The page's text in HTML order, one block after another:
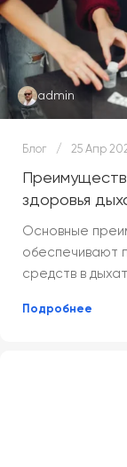
admin
Блог 25 Апр
здоровья
Основные
обеспечивают
средств в
Подробнее